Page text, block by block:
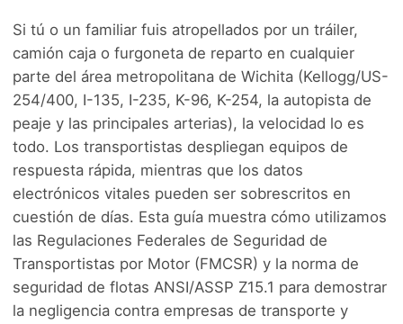
Si tú o un familiar fuis atropellados por un tráiler,
camión caja o furgoneta de reparto en cualquier
parte del área metropolitana de Wichita (Kellogg/US-
254/400, I-135, I-235, K-96, K-254, la autopista de
peaje y las principales arterias), la velocidad lo es
todo. Los transportistas despliegan equipos de
respuesta rápida, mientras que los datos
electrónicos vitales pueden ser sobrescritos en
cuestión de días. Esta guía muestra cómo utilizamos
las Regulaciones Federales de Seguridad de
Transportistas por Motor (FMCSR) y la norma de
seguridad de flotas ANSI/ASSP Z15.1 para demostrar
la negligencia contra empresas de transporte y